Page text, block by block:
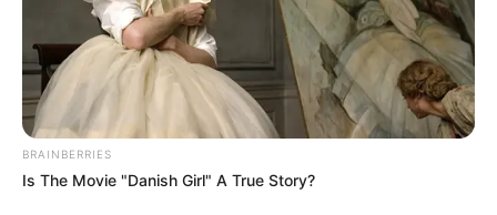
BRAINBERRIES
Is The Movie "Danish Girl" A True Story?